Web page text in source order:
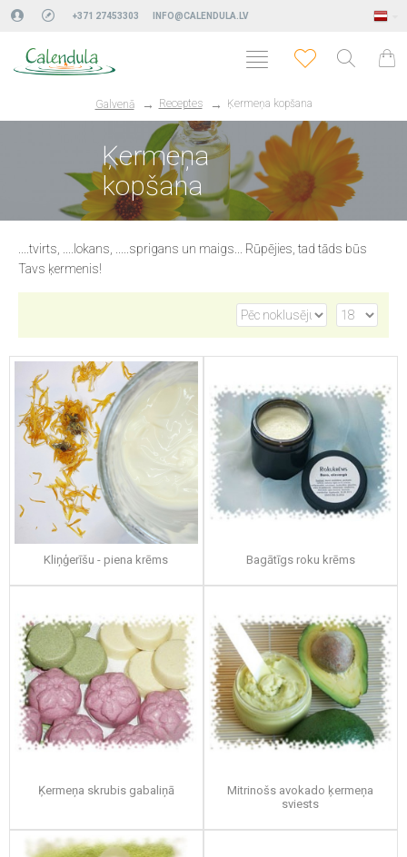
+371 27453303 INFO@CALENDULA.LV
Galvenā Receptes Ķermeņa kopšana
Ķermeņa
kopšana
....tvirts, ....lokans, .....sprigans un maigs... Rūpējies, tad tāds būs
Tavs ķermenis!
Kliņģerīšu - piena krēms Bagātīgs roku krēms
Ķermeņa skrubis gabaliņā
Mitrinošs avokado ķermeņa
sviests